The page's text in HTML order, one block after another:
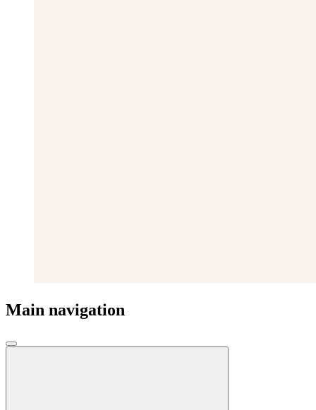
Main navigation